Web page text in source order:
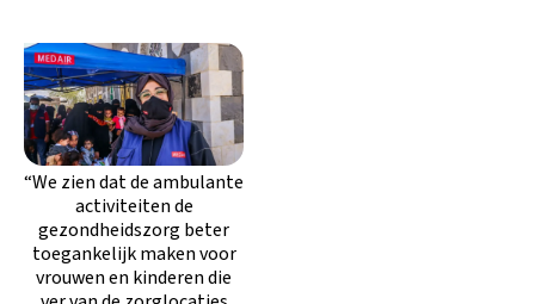
“We zien dat de ambulante
activiteiten de
gezondheidszorg beter
toegankelijk maken voor
vrouwen en kinderen die